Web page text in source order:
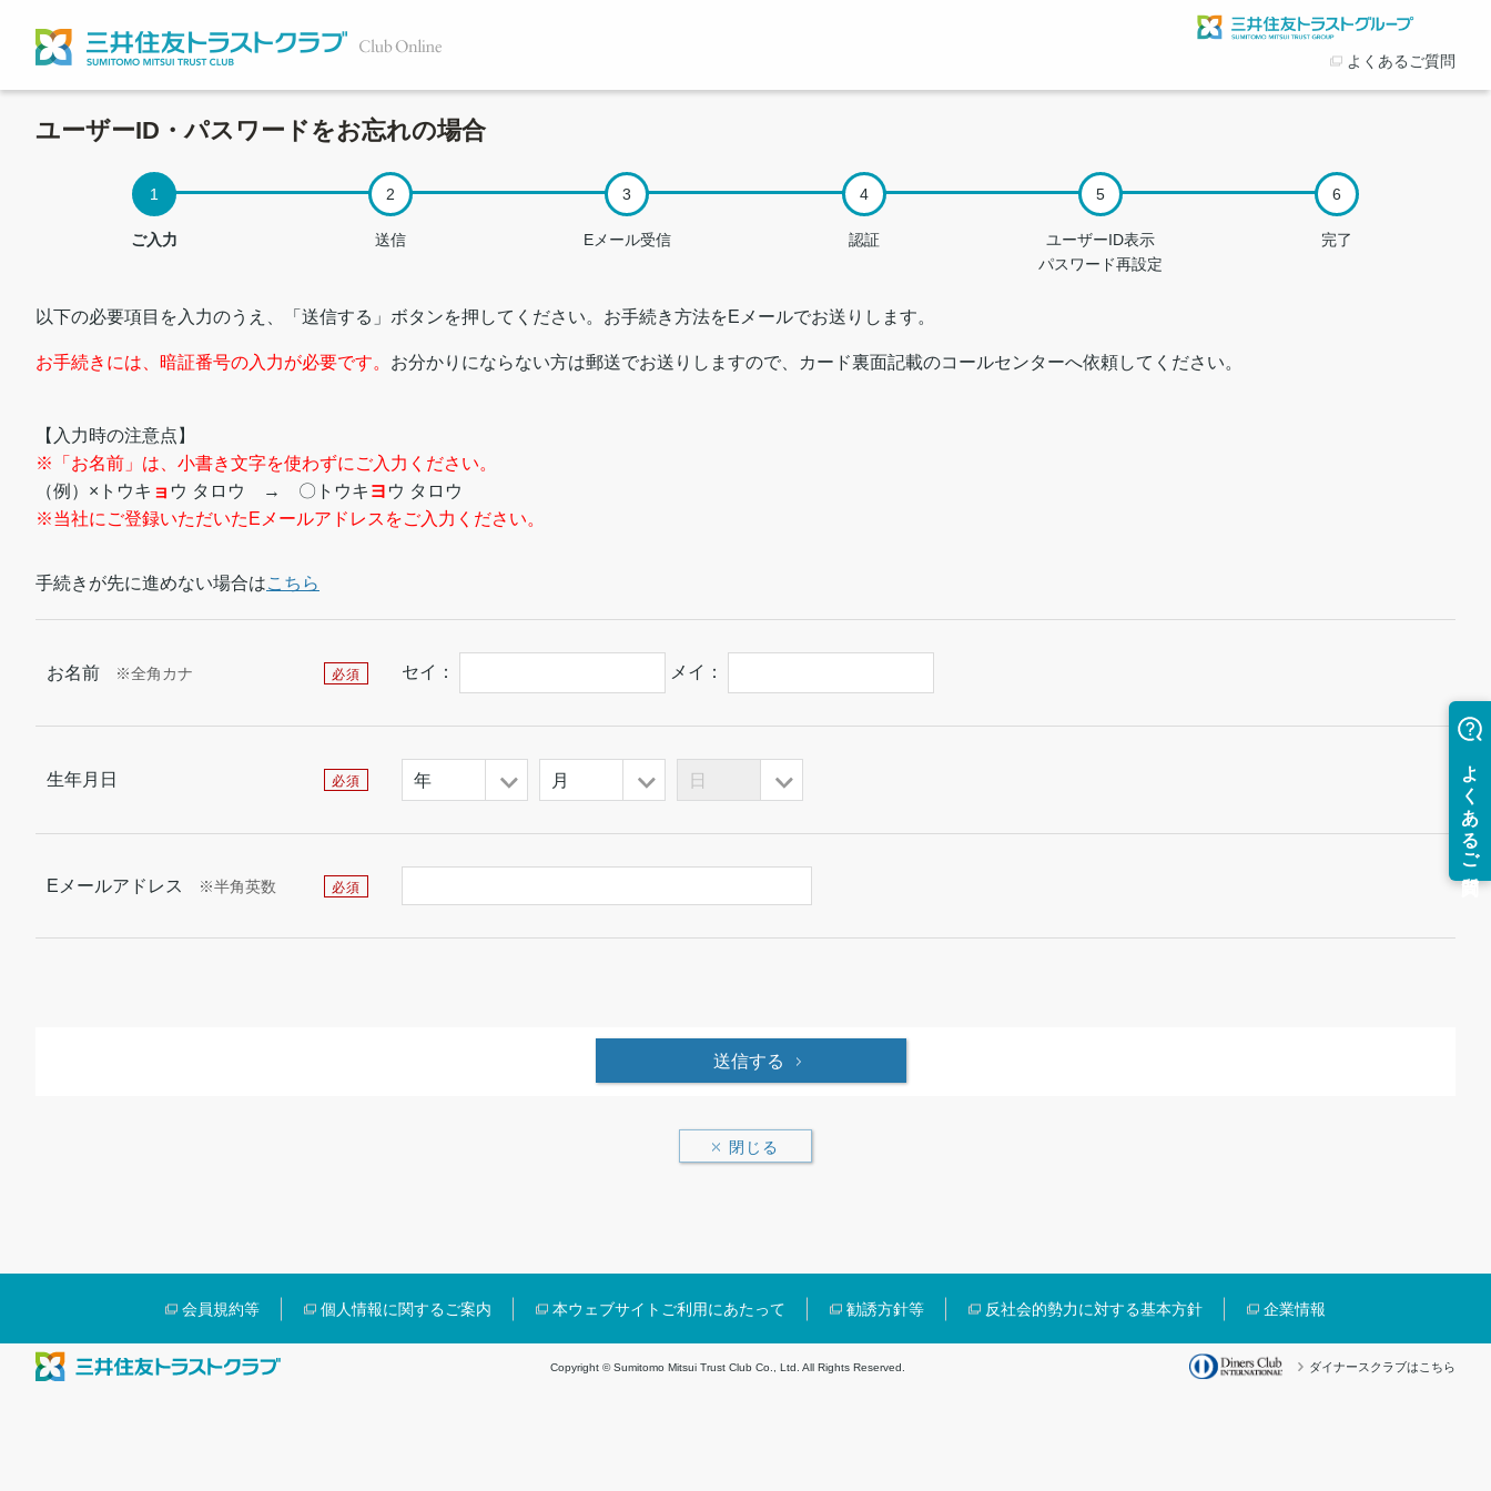
よくあるご質問
ユーザーID・パスワードをお忘れの場合
ご入力 送信 Eメール受信 認証
ユーザーID表示
パスワード再設定
完了
以下の必要項目を入力のうえ、「送信する」ボタンを押してください。お手続き方法をEメールでお送りします。
お手続きには、暗証番号の入力が必要です。 お分かりにならない方は郵送でお送りしますので、カード裏面記載のコールセンターへ依頼してください。
【入力時の注意点】
※「お名前」は、小書き文字を使わずにご入力ください。
（例）×トウキ ョ ウ タロウ → 〇トウキ ヨ ウ タロウ
※当社にご登録いただいたEメールアドレスをご入力ください。
手続きが先に進めない場合はこちら
お名前 ※全角カナ 必須 セイ： メイ：
生年月日 必須 年 月 日
Eメールアドレス ※半角英数 必須
送信する
閉じる
会員規約等 個人情報に関するご案内 本ウェブサイトご利用にあたって 勧誘方針等 反社会的勢力に対する基本方針 企業情報
Copyright © Sumitomo Mitsui Trust Club Co., Ltd. All Rights Reserved. ダイナースクラブはこちら